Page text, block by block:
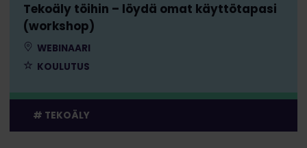
Tekoäly töihin – löydä omat käyttötapasi
(workshop)
WEBINAARI
KOULUTUS
TEKOÄLY